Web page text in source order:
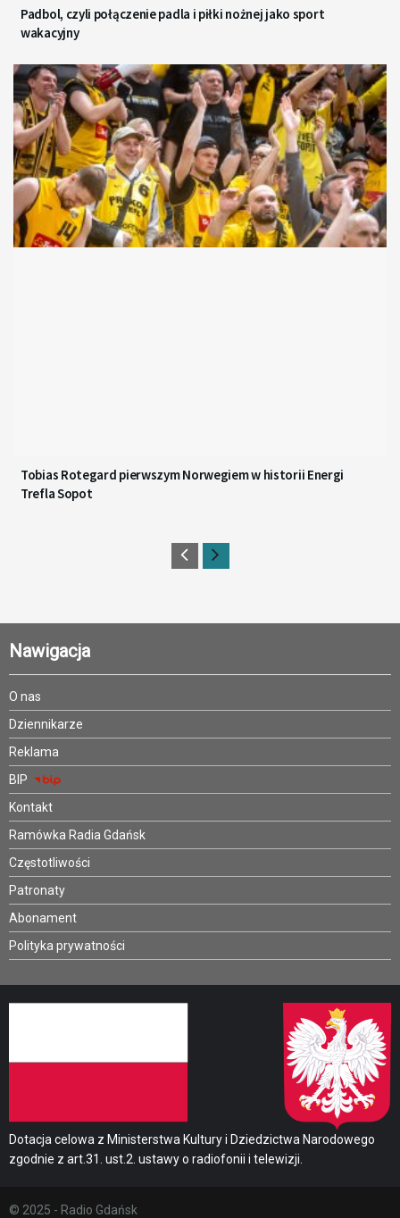
Padbol, czyli połączenie padla i piłki nożnej jako sport
wakacyjny
Tobias Rotegard pierwszym Norwegiem w historii Energi
Trefla Sopot
Nawigacja
O nas
Dziennikarze
Reklama
BIP
Kontakt
Ramówka Radia Gdańsk
Częstotliwości
Patronaty
Abonament
Polityka prywatności
Dotacja celowa z Ministerstwa Kultury i Dziedzictwa Narodowego
zgodnie z art.31. ust.2. ustawy o radiofonii i telewizji.
© 2025 - Radio Gdańsk